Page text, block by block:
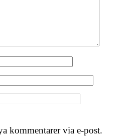
kommentarer via e-post.